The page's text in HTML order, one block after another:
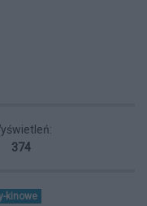
374
kinowe